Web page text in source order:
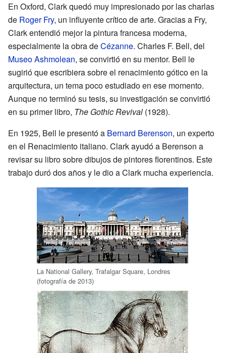
En Oxford, Clark quedó muy impresionado por las charlas
de Roger Fry, un influyente crítico de arte. Gracias a Fry,
Clark entendió mejor la pintura francesa moderna,
especialmente la obra deCézanne. Charles F. Bell, del
Museo Ashmolean, se convirtió en su mentor. Bell le
sugirió que escribiera sobre el renacimiento gótico en la
arquitectura, un tema poco estudiado en ese momento.
Aunque no terminó su tesis, su investigación se convirtió
en su primer libro, The Gothic Revival (1928).
En 1925, Bell le presentó a Bernard Berenson, un experto
en el Renacimiento italiano. Clark ayudó a Berenson a
revisar su libro sobre dibujos de pintores florentinos. Este
trabajo duró dos años y le dio a Clark mucha experiencia.
La National Gallery, Trafalgar Square, Londres
(fotografía de 2013)